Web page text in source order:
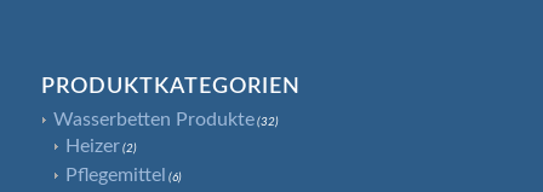
PRODUKTKATEGORIEN
Wasserbetten Produkte (32)
Heizer (2)
Pflegemittel (6)